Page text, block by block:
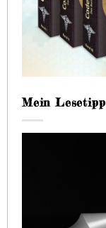
Mein Lesetipp